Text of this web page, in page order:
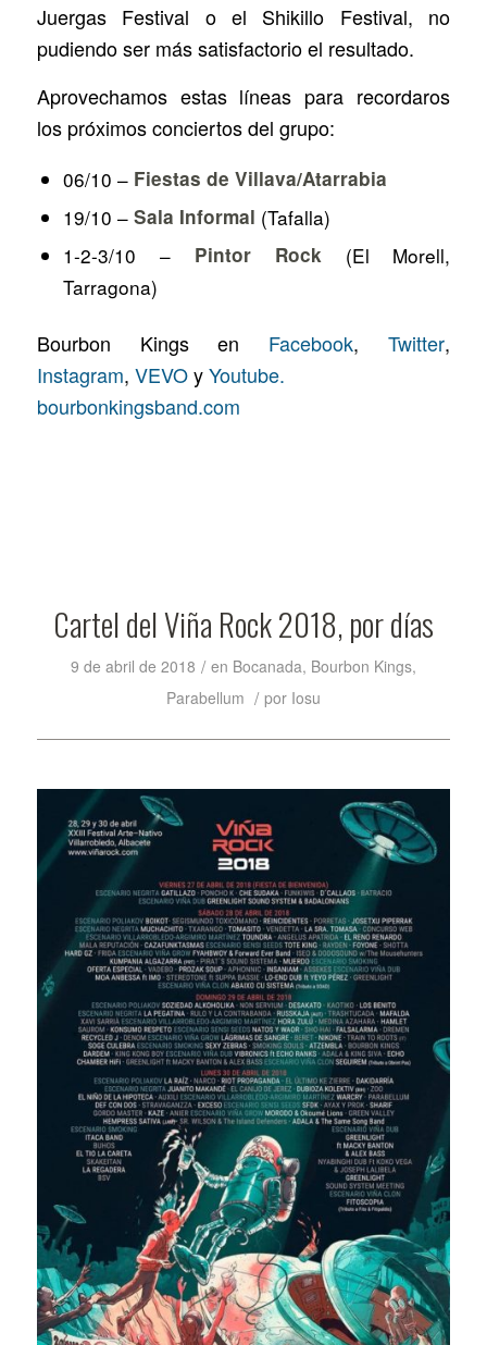
Juergas Festival o el Shikillo Festival, no
pudiendo ser más satisfactorio el resultado.
Aprovechamos estas líneas para recordaros
los próximos conciertos del grupo:
06/10 – Fiestas de Villava/Atarrabia
19/10 – Sala Informal (Tafalla)
1-2-3/10 – Pintor Rock(El Morell,
Tarragona)
Bourbon Kings en Facebook,Twitter,
Instagram, VEVOyYoutube.
bourbonkingsband.com
Cartel del Viña Rock 2018, por días
9 de abril de 2018 / en Bocanada, Bourbon Kings,
Parabellum / por Iosu